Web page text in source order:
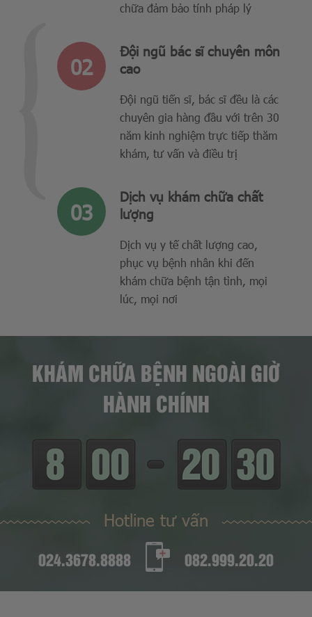
chữa đảm bảo tính pháp lý
Đội ngũ bác sĩ chuyên môn
cao
Đội ngũ tiến sĩ, bác sĩ đều là các
chuyên gia hàng đầu với trên 30
năm kinh nghiệm trực tiếp thăm
khám, tư vấn và điều trị
Dịch vụ khám chữa chất
lượng
Dịch vụ y tế chất lượng cao,
phục vụ bệnh nhân khi đến
khám chữa bệnh tận tình, mọi
lúc, mọi nơi
KHÁM CHỮA BỆNH NGOÀI GIỜ
HÀNH CHÍNH
Hotline tư vấn
024.3678.8888 082.999.20.20